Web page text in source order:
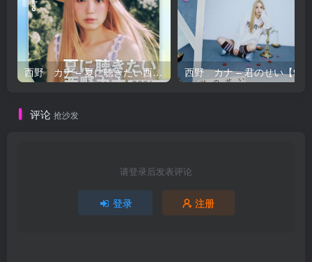
西野 カナ – 夏に聴きたい西野カナ2026【44.1kHz／16bit】日本区
评论 抢沙发
请登录后发表评论
登录 注册